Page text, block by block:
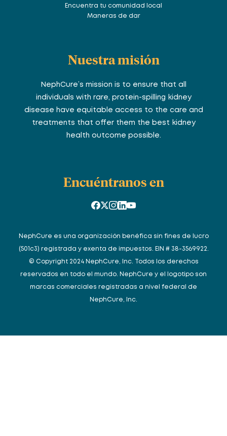
Encuentra tu comunidad local
Maneras de dar
Nuestra misión
NephCure’s mission is to ensure that all
individuals with rare, protein-spilling kidney
disease have equitable access to the care and
treatments that offer them the best kidney
health outcome possible.
Encuéntranos en
NephCure es una organización benéfica sin fines de lucro
(501c3) registrada y exenta de impuestos. EIN # 38-3569922.
© Copyright 2024 NephCure, Inc. Todos los derechos
reservados en todo el mundo. NephCure y el logotipo son
marcas comerciales registradas a nivel federal de
NephCure, Inc.